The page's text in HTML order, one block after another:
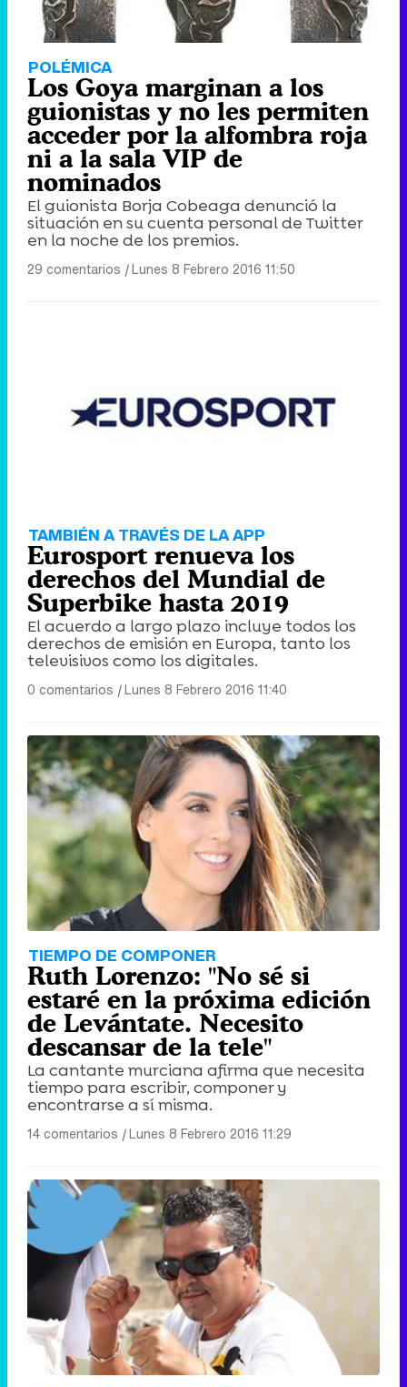
POLÉMICA
Los Goya marginan a los
guionistas y no les permiten
acceder por la alfombra roja
ni a la sala VIP de
nominados
El guionista Borja Cobeaga denunció la
situación en su cuenta personal de Twitter
en la noche de los premios.
29 comentarios |Lunes 8 Febrero 2016 11:50
TAMBIÉN A TRAVÉS DE LA APP
Eurosport renueva los
derechos del Mundial de
Superbike hasta 2019
El acuerdo a largo plazo incluye todos los
derechos de emisión en Europa, tanto los
televisivos como los digitales.
0 comentarios |Lunes 8 Febrero 2016 11:40
TIEMPO DE COMPONER
Ruth Lorenzo: "No sé si
estaré en la próxima edición
de Levántate. Necesito
descansar de la tele"
La cantante murciana afirma que necesita
tiempo para escribir, componer y
encontrarse a sí misma.
14 comentarios |Lunes 8 Febrero 2016 11:29